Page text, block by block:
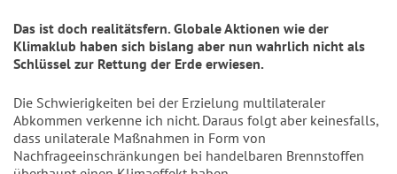
Das ist doch realitätsfern. Globale Aktionen wie der
Klimaklub haben sich bislang aber nun wahrlich nicht als
Schlüssel zur Rettung der Erde erwiesen.
Die Schwierigkeiten bei der Erzielung multilateraler
Abkommen verkenne ich nicht. Daraus folgt aber keinesfalls,
dass unilaterale Maßnahmen in Form von
Nachfrageeinschränkungen bei handelbaren Brennstoffen